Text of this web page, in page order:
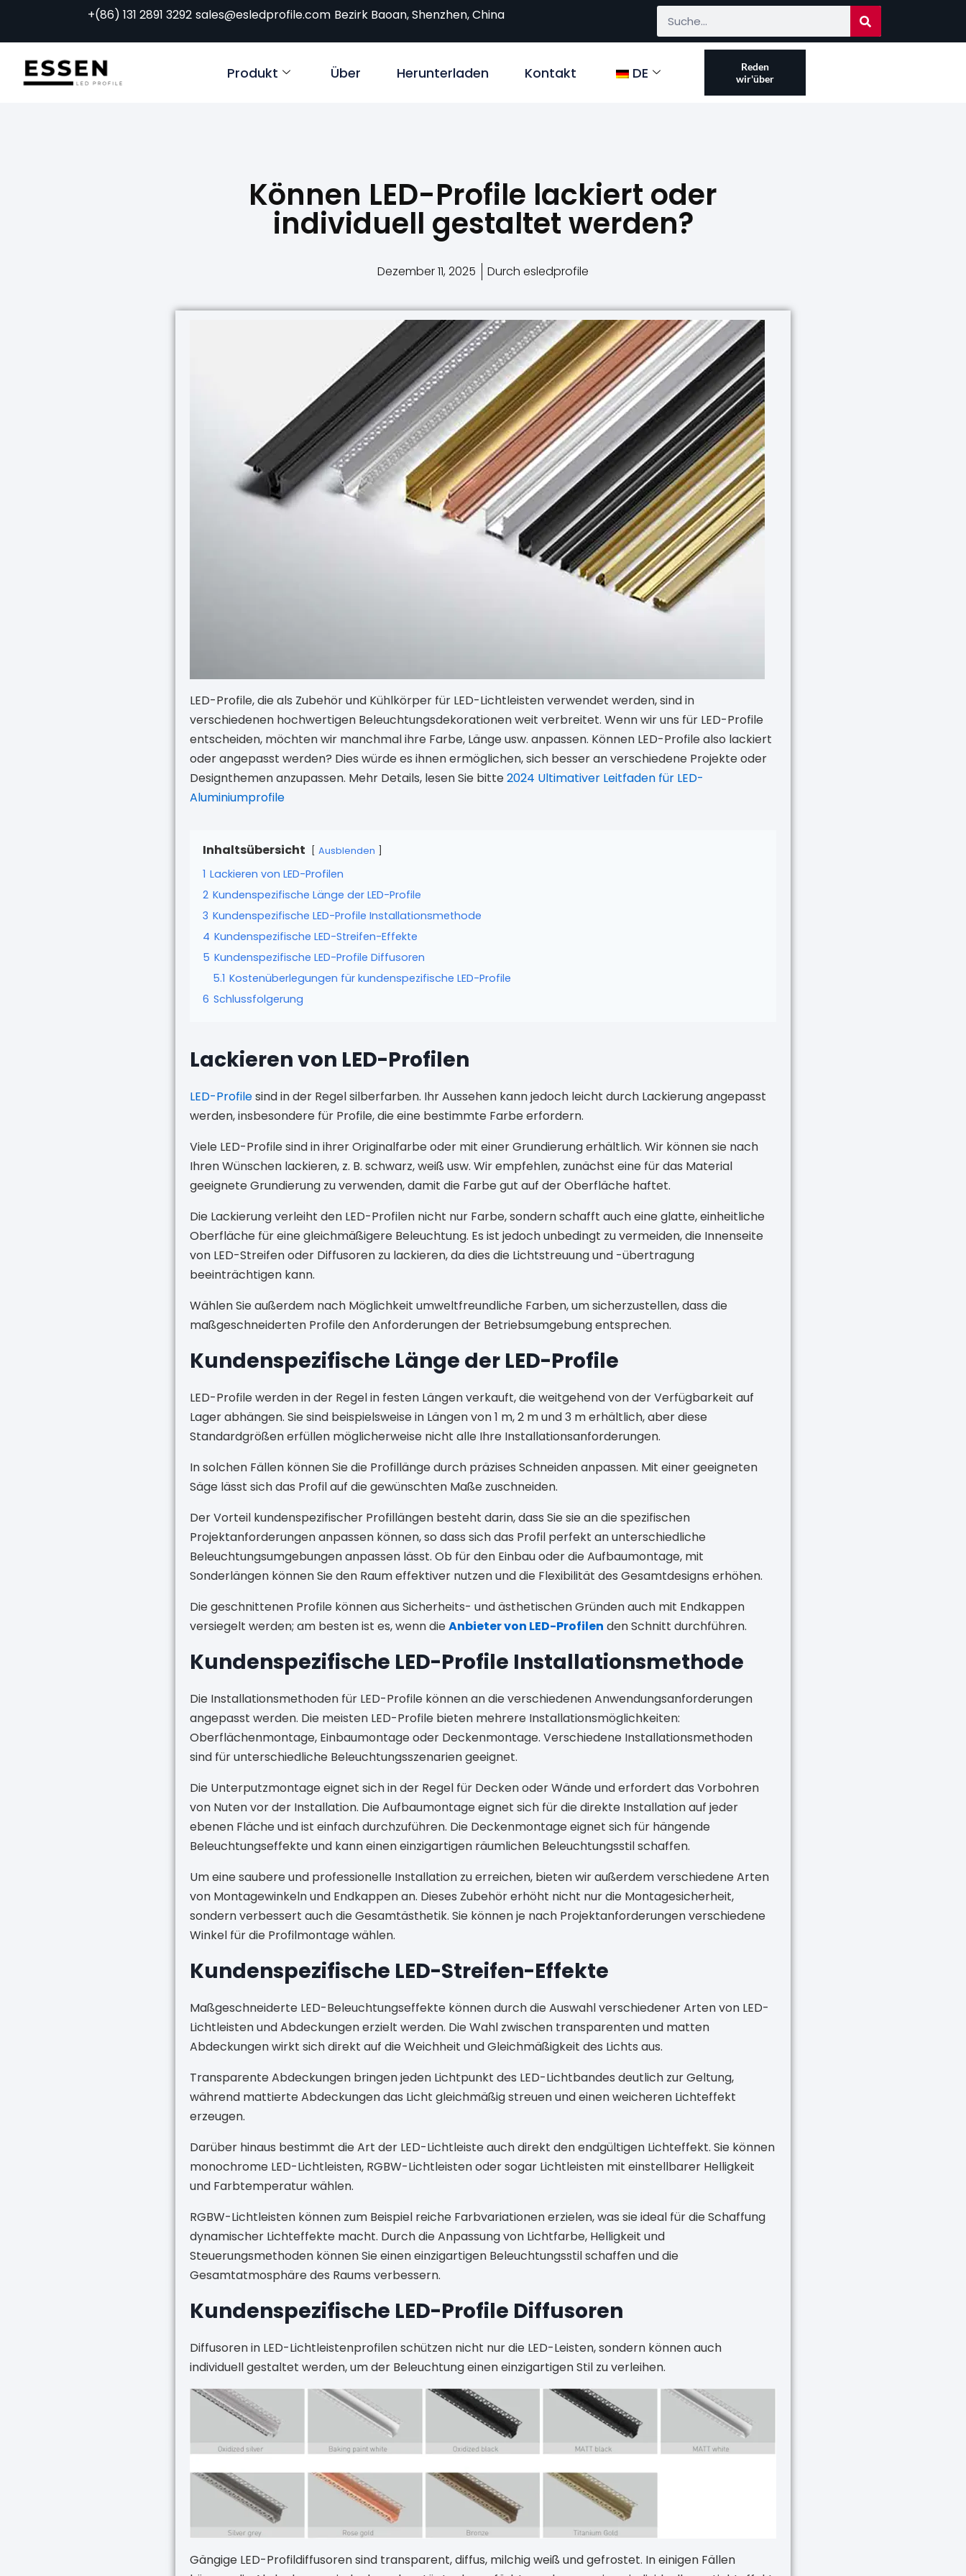
+(86) 131 2891 3292 sales@esledprofile.com Bezirk Baoan, Shenzhen, China
Produkt Über Herunterladen Kontakt DE
Reden
wir'über
Können LED-Profile lackiert oder
individuell gestaltet werden?
Dezember 11, 2025 Durch esledprofile
LED-Profile, die als Zubehör und Kühlkörper für LED-Lichtleisten verwendet werden, sind in
verschiedenen hochwertigen Beleuchtungsdekorationen weit verbreitet. Wenn wir uns für LED-Profile
entscheiden, möchten wir manchmal ihre Farbe, Länge usw. anpassen. Können LED-Profile also lackiert
oder angepasst werden? Dies würde es ihnen ermöglichen, sich besser an verschiedene Projekte oder
Designthemen anzupassen. Mehr Details, lesen Sie bitte2024 Ultimativer Leitfaden für LED-
Aluminiumprofile
Inhaltsübersicht Ausblenden
1 Lackieren von LED-Profilen
2 Kundenspezifische Länge der LED-Profile
3 Kundenspezifische LED-Profile Installationsmethode
4 Kundenspezifische LED-Streifen-Effekte
5 Kundenspezifische LED-Profile Diffusoren
5.1 Kostenüberlegungen für kundenspezifische LED-Profile
6 Schlussfolgerung
Lackieren von LED-Profilen
LED-Profilesind in der Regel silberfarben. Ihr Aussehen kann jedoch leicht durch Lackierung angepasst
werden, insbesondere für Profile, die eine bestimmte Farbe erfordern.
Viele LED-Profile sind in ihrer Originalfarbe oder mit einer Grundierung erhältlich. Wir können sie nach
Ihren Wünschen lackieren, z. B. schwarz, weiß usw. Wir empfehlen, zunächst eine für das Material
geeignete Grundierung zu verwenden, damit die Farbe gut auf der Oberfläche haftet.
Die Lackierung verleiht den LED-Profilen nicht nur Farbe, sondern schafft auch eine glatte, einheitliche
Oberfläche für eine gleichmäßigere Beleuchtung. Es ist jedoch unbedingt zu vermeiden, die Innenseite
von LED-Streifen oder Diffusoren zu lackieren, da dies die Lichtstreuung und -übertragung
beeinträchtigen kann.
Wählen Sie außerdem nach Möglichkeit umweltfreundliche Farben, um sicherzustellen, dass die
maßgeschneiderten Profile den Anforderungen der Betriebsumgebung entsprechen.
Kundenspezifische Länge der LED-Profile
LED-Profile werden in der Regel in festen Längen verkauft, die weitgehend von der Verfügbarkeit auf
Lager abhängen. Sie sind beispielsweise in Längen von 1 m, 2 m und 3 m erhältlich, aber diese
Standardgrößen erfüllen möglicherweise nicht alle Ihre Installationsanforderungen.
In solchen Fällen können Sie die Profillänge durch präzises Schneiden anpassen. Mit einer geeigneten
Säge lässt sich das Profil auf die gewünschten Maße zuschneiden.
Der Vorteil kundenspezifischer Profillängen besteht darin, dass Sie sie an die spezifischen
Projektanforderungen anpassen können, so dass sich das Profil perfekt an unterschiedliche
Beleuchtungsumgebungen anpassen lässt. Ob für den Einbau oder die Aufbaumontage, mit
Sonderlängen können Sie den Raum effektiver nutzen und die Flexibilität des Gesamtdesigns erhöhen.
Die geschnittenen Profile können aus Sicherheits- und ästhetischen Gründen auch mit Endkappen
versiegelt werden; am besten ist es, wenn dieAnbieter von LED-Profilen den Schnitt durchführen.
Kundenspezifische LED-Profile Installationsmethode
Die Installationsmethoden für LED-Profile können an die verschiedenen Anwendungsanforderungen
angepasst werden. Die meisten LED-Profile bieten mehrere Installationsmöglichkeiten:
Oberflächenmontage, Einbaumontage oder Deckenmontage. Verschiedene Installationsmethoden
sind für unterschiedliche Beleuchtungsszenarien geeignet.
Die Unterputzmontage eignet sich in der Regel für Decken oder Wände und erfordert das Vorbohren
von Nuten vor der Installation. Die Aufbaumontage eignet sich für die direkte Installation auf jeder
ebenen Fläche und ist einfach durchzuführen. Die Deckenmontage eignet sich für hängende
Beleuchtungseffekte und kann einen einzigartigen räumlichen Beleuchtungsstil schaffen.
Um eine saubere und professionelle Installation zu erreichen, bieten wir außerdem verschiedene Arten
von Montagewinkeln und Endkappen an. Dieses Zubehör erhöht nicht nur die Montagesicherheit,
sondern verbessert auch die Gesamtästhetik. Sie können je nach Projektanforderungen verschiedene
Winkel für die Profilmontage wählen.
Kundenspezifische LED-Streifen-Effekte
Maßgeschneiderte LED-Beleuchtungseffekte können durch die Auswahl verschiedener Arten von LED-
Lichtleisten und Abdeckungen erzielt werden. Die Wahl zwischen transparenten und matten
Abdeckungen wirkt sich direkt auf die Weichheit und Gleichmäßigkeit des Lichts aus.
Transparente Abdeckungen bringen jeden Lichtpunkt des LED-Lichtbandes deutlich zur Geltung,
während mattierte Abdeckungen das Licht gleichmäßig streuen und einen weicheren Lichteffekt
erzeugen.
Darüber hinaus bestimmt die Art der LED-Lichtleiste auch direkt den endgültigen Lichteffekt. Sie können
monochrome LED-Lichtleisten, RGBW-Lichtleisten oder sogar Lichtleisten mit einstellbarer Helligkeit
und Farbtemperatur wählen.
RGBW-Lichtleisten können zum Beispiel reiche Farbvariationen erzielen, was sie ideal für die Schaffung
dynamischer Lichteffekte macht. Durch die Anpassung von Lichtfarbe, Helligkeit und
Steuerungsmethoden können Sie einen einzigartigen Beleuchtungsstil schaffen und die
Gesamtatmosphäre des Raums verbessern.
Kundenspezifische LED-Profile Diffusoren
Diffusoren in LED-Lichtleistenprofilen schützen nicht nur die LED-Leisten, sondern können auch
individuell gestaltet werden, um der Beleuchtung einen einzigartigen Stil zu verleihen.
Gängige LED-Profildiffusoren sind transparent, diffus, milchig weiß und gefrostet. In einigen Fällen